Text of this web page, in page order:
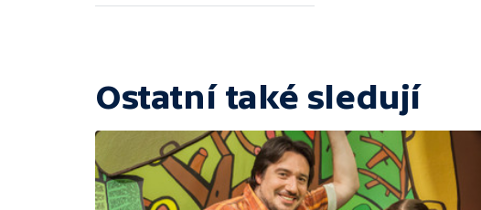
Ostatní také sledují